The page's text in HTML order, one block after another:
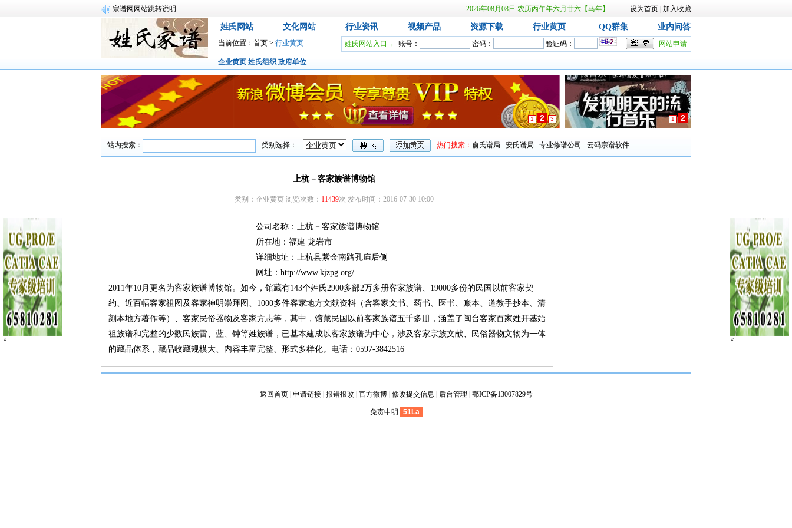
宗谱网网站跳转说明 2026年08月08日 农历丙午年六月廿六【马年】 设为首页 加入收藏
姓氏网站 文化网站 行业资讯 视频产品 资源下载 行业黄页 QQ群集 业内问答
当前位置： 首页 > 行业黄页 姓氏网站入口→ 账号： 密码： 验证码： 网站申请
企业黄页 姓氏组织 政府单位
1 2 3 1 2
× ×
站内搜索： 类别选择： 热门搜索： 俞氏谱局 安氏谱局 专业修谱公司 云码宗谱软件
上杭－客家族谱博物馆
类别：企业黄页 浏览次数： 11439次 发布时间：2016-07-30 10:00
公司名称：上杭－客家族谱博物馆
所在地：福建 龙岩市
详细地址：上杭县紫金南路孔庙后侧
网址： http://www.kjzpg.org/
2011年10月更名为客家族谱博物馆。如今，馆藏有143个姓氏2900多部2万多册客家族谱、19000多份的民国以前客家契
约、近百幅客家祖图及客家神明崇拜图、1000多件客家地方文献资料（含客家文书、药书、医书、账本、道教手抄本、清
刻本地方著作等）、客家民俗器物及客家方志等，其中，馆藏民国以前客家族谱五千多册，涵盖了闽台客家百家姓开基始
祖族谱和完整的少数民族雷、蓝、钟等姓族谱，已基本建成以客家族谱为中心，涉及客家宗族文献、民俗器物文物为一体
的藏品体系，藏品收藏规模大、内容丰富完整、形式多样化。电话：0597-3842516
返回首页| 申请链接| 报错报改 官方微博| 修改提交信息 后台管理 鄂ICP备13007829号
免责申明 51La